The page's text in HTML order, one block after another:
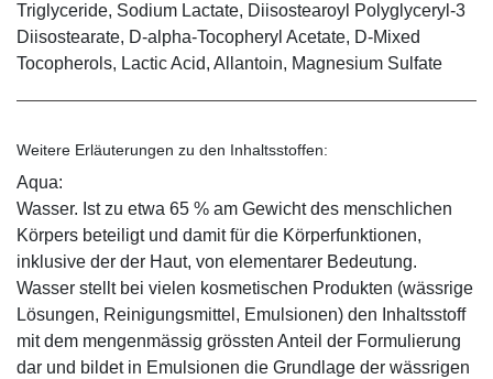
Triglyceride, Sodium Lactate, Diisostearoyl Polyglyceryl-3
Diisostearate, D-alpha-Tocopheryl Acetate, D-Mixed
Tocopherols, Lactic Acid, Allantoin, Magnesium Sulfate
Weitere Erläuterungen zu den Inhaltsstoffen:
Aqua:
Wasser. Ist zu etwa 65 % am Gewicht des menschlichen
Körpers beteiligt und damit für die Körperfunktionen,
inklusive der der Haut, von elementarer Bedeutung.
Wasser stellt bei vielen kosmetischen Produkten (wässrige
Lösungen, Reinigungsmittel, Emulsionen) den Inhaltsstoff
mit dem mengenmässig grössten Anteil der Formulierung
dar und bildet in Emulsionen die Grundlage der wässrigen